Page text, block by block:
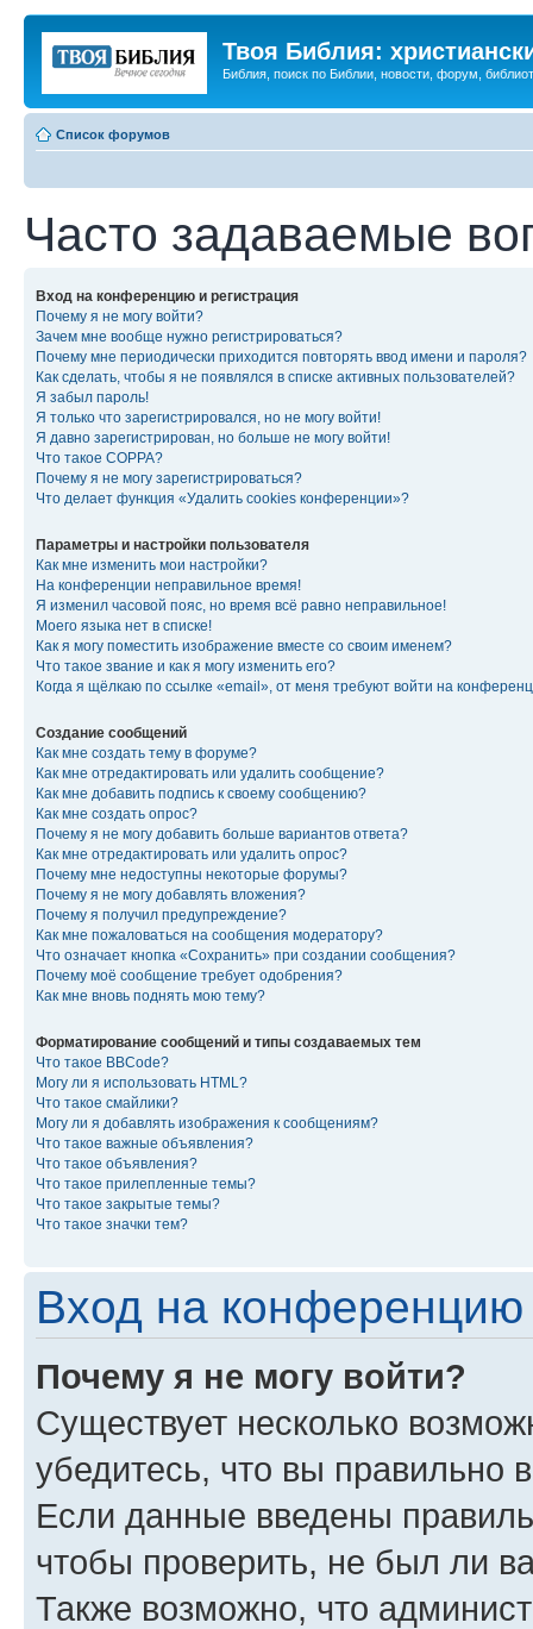
Твоя Библия:
Библия, поиск по Библии, новости, форум,
Список форумов
Часто задаваемые
Вход на конференцию и регистрация
Почему я не могу войти?
Зачем мне вообще нужно регистрироваться?
Почему мне периодически приходится повторять ввод имени и пароля?
Как сделать, чтобы я не появлялся в списке активных пользователей?
Я забыл пароль!
Я только что зарегистрировался, но не могу войти!
Я давно зарегистрирован, но больше не могу войти!
Что такое COPPA?
Почему я не могу зарегистрироваться?
Что делает функция «Удалить cookies конференции»?
Параметры и настройки пользователя
Как мне изменить мои настройки?
На конференции неправильное время!
Я изменил часовой пояс, но время всё равно неправильное!
Моего языка нет в списке!
Как я могу поместить изображение вместе со своим именем?
Что такое звание и как я могу изменить его?
Когда я щёлкаю по ссылке «email», от меня требуют войти на
Создание сообщений
Как мне создать тему в форуме?
Как мне отредактировать или удалить сообщение?
Как мне добавить подпись к своему сообщению?
Как мне создать опрос?
Почему я не могу добавить больше вариантов ответа?
Как мне отредактировать или удалить опрос?
Почему мне недоступны некоторые форумы?
Почему я не могу добавлять вложения?
Почему я получил предупреждение?
Как мне пожаловаться на сообщения модератору?
Что означает кнопка «Сохранить» при создании сообщения?
Почему моё сообщение требует одобрения?
Как мне вновь поднять мою тему?
Форматирование сообщений и типы создаваемых тем
Что такое BBCode?
Могу ли я использовать HTML?
Что такое смайлики?
Могу ли я добавлять изображения к сообщениям?
Что такое важные объявления?
Что такое объявления?
Что такое прилепленные темы?
Что такое закрытые темы?
Что такое значки тем?
Вход на конференцию
Почему я не могу войти?
Существует несколько
убедитесь, что вы правильно
Если данные введены
чтобы проверить, не был ли
Также возможно, что